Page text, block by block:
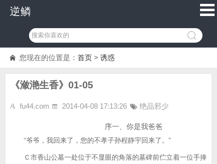
逆鳞
您现在的位置是： 首页 > 诱惑
《潋滟生香》01-05
fu44.com 2014-04-08 17:13:26 绝品邪少
序一、你是我爸爸
“爷爷，我回来了，您的不孝子孙程静宇回来了。”
Ｃ市香山公墓一处位于不显眼的角落的墓碑前伫立着一位手捧